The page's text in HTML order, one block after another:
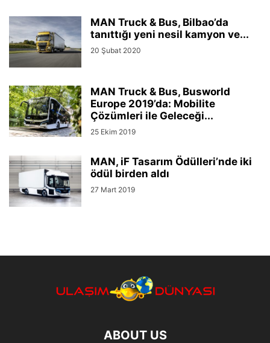
MAN Truck & Bus, Bilbao’da
tanıttığı yeni nesil kamyon ve...
20 Şubat 2020
MAN Truck & Bus, Busworld
Europe 2019’da: Mobilite
Çözümleri ile Geleceği...
25 Ekim 2019
MAN, iF Tasarım Ödülleri’nde iki
ödül birden aldı
27 Mart 2019
ABOUT US